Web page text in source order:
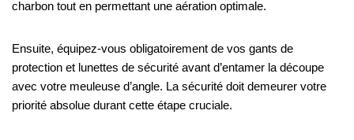
charbon tout en permettant une aération optimale.
Ensuite, équipez-vous obligatoirement de vos gants de
protection et lunettes de sécurité avant d’entamer la découpe
avec votre meuleuse d’angle. La sécurité doit demeurer votre
priorité absolue durant cette étape cruciale.